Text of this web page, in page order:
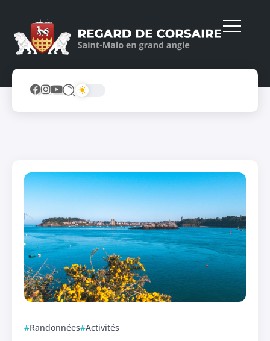
Randonnées Activités